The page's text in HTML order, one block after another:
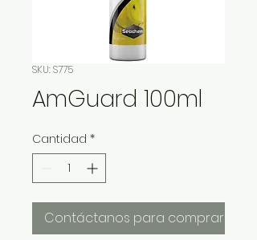
SKU: S775
AmGuard 100ml
Cantidad *
Contáctanos para comprar